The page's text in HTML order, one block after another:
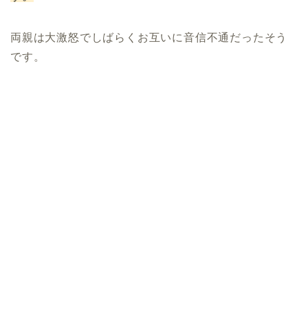
両親は大激怒でしばらくお互いに音信不通だったそう
です。